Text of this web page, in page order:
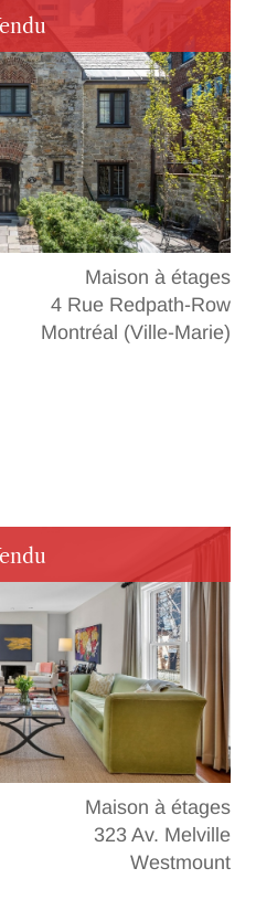
Maison à étages
4 Rue Redpath-Row
Montréal (Ville-Marie)
Maison à étages
323 Av. Melville
Westmount